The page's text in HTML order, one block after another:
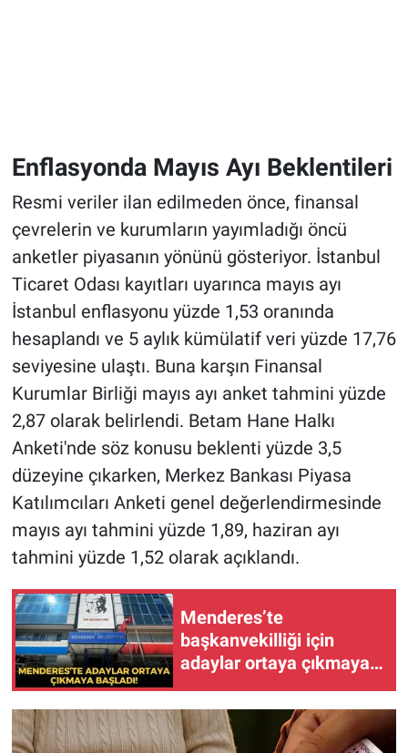
Enflasyonda Mayıs Ayı Beklentileri
Resmi veriler ilan edilmeden önce, finansal
çevrelerin ve kurumların yayımladığı öncü
anketler piyasanın yönünü gösteriyor. İstanbul
Ticaret Odası kayıtları uyarınca mayıs ayı
İstanbul enflasyonu yüzde 1,53 oranında
hesaplandı ve 5 aylık kümülatif veri yüzde 17,76
seviyesine ulaştı. Buna karşın Finansal
Kurumlar Birliği mayıs ayı anket tahmini yüzde
2,87 olarak belirlendi. Betam Hane Halkı
Anketi'nde söz konusu beklenti yüzde 3,5
düzeyine çıkarken, Merkez Bankası Piyasa
Katılımcıları Anketi genel değerlendirmesinde
mayıs ayı tahmini yüzde 1,89, haziran ayı
tahmini yüzde 1,52 olarak açıklandı.
Menderes’te
başkanvekilliği için
adaylar ortaya çıkmaya
başladı!